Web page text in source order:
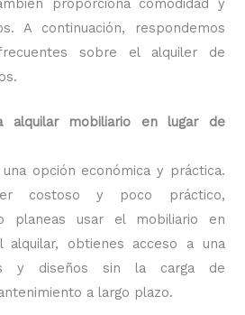
proporciona comodidad y
A continuación, respondemos
sobre el alquiler de
alquilar mobiliario en lugar de
opción económica y práctica.
costoso y poco práctico,
planeas usar el mobiliario en
alquilar, obtienes acceso a una
y diseños sin la carga de
a largo plazo.